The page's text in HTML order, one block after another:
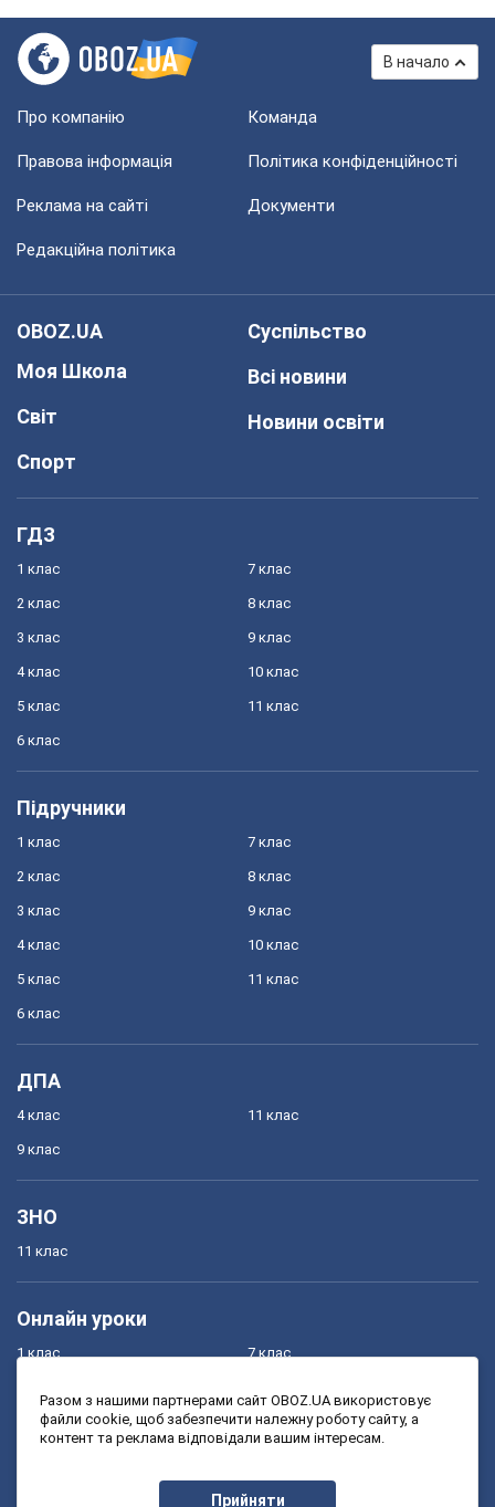
В начало
Про компанію Команда
Правова інформація Політика конфіденційності
Реклама на сайті Документи
Редакційна політика
OBOZ.UA
Моя Школа
Світ
Спорт
Суспільство
Всі новини
Новини освіти
ГДЗ
1 клас
2 клас
3 клас
4 клас
5 клас
6 клас
7 клас
8 клас
9 клас
10 клас
11 клас
Підручники
1 клас
2 клас
3 клас
4 клас
5 клас
6 клас
7 клас
8 клас
9 клас
10 клас
11 клас
ДПА
4 клас
9 клас
11 клас
ЗНО
11 клас
Онлайн уроки
1 клас
3 клас
7 клас
9 клас
Разом з нашими партнерами сайт OBOZ.UA використовує
файли cookie, щоб забезпечити належну роботу сайту, а
контент та реклама відповідали вашим інтересам.
Прийняти